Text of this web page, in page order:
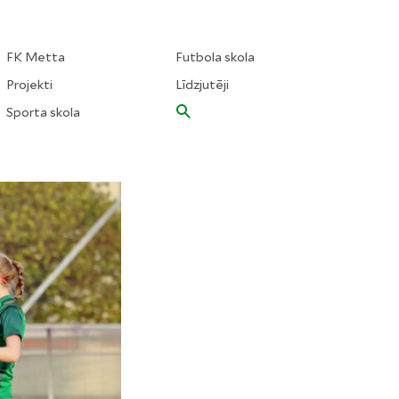
FK Metta
Projekti
Sporta skola
Futbola skola
Līdzjutēji